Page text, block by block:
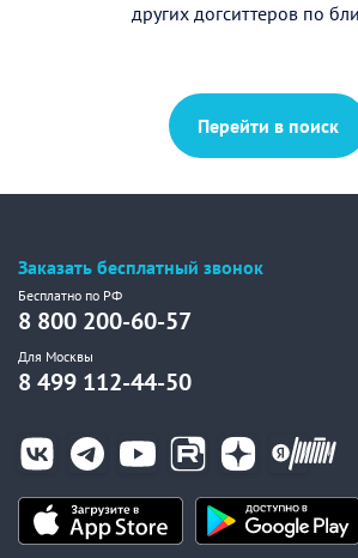
других догситтеров по
Перейти в поиск
Заказать бесплатный звонок
Бесплатно по РФ
8 800 200-60-57
Для Москвы
8 499 112-44-50